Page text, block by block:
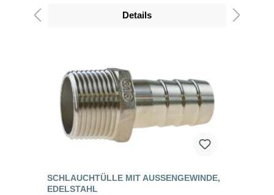
Details
SCHLAUCHTÜLLE MIT AUSSENGEWINDE, E
DELSTAHL